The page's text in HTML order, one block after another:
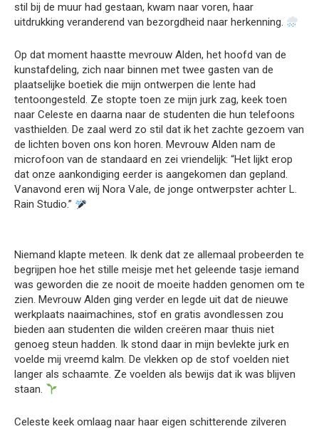
stil bij de muur had gestaan, kwam naar voren, haar
uitdrukking veranderend van bezorgdheid naar herkenning.
Op dat moment haastte mevrouw Alden, het hoofd van de
kunstafdeling, zich naar binnen met twee gasten van de
plaatselijke boetiek die mijn ontwerpen die lente had
tentoongesteld. Ze stopte toen ze mijn jurk zag, keek toen
naar Celeste en daarna naar de studenten die hun telefoons
vasthielden. De zaal werd zo stil dat ik het zachte gezoem van
de lichten boven ons kon horen. Mevrouw Alden nam de
microfoon van de standaard en zei vriendelijk: “Het lijkt erop
dat onze aankondiging eerder is aangekomen dan gepland.
Vanavond eren wij Nora Vale, de jonge ontwerpster achter L.
Rain Studio.”
Niemand klapte meteen. Ik denk dat ze allemaal probeerden te
begrijpen hoe het stille meisje met het geleende tasje iemand
was geworden die ze nooit de moeite hadden genomen om te
zien. Mevrouw Alden ging verder en legde uit dat de nieuwe
werkplaats naaimachines, stof en gratis avondlessen zou
bieden aan studenten die wilden creëren maar thuis niet
genoeg steun hadden. Ik stond daar in mijn bevlekte jurk en
voelde mij vreemd kalm. De vlekken op de stof voelden niet
langer als schaamte. Ze voelden als bewijs dat ik was blijven
staan.
Celeste keek omlaag naar haar eigen schitterende zilveren